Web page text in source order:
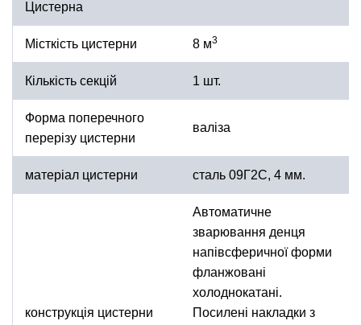
Цистерна
Місткість цистерни 8 м3
Кількість секцій 1 шт.
Форма поперечного
перерізу цистерни
валіза
матеріал цистерни сталь 09Г2С, 4 мм.
конструкція цистерни
Автоматичне
зварювання денця
напівсферичної форми
фланжовані
холоднокатані.
Посилені накладки з